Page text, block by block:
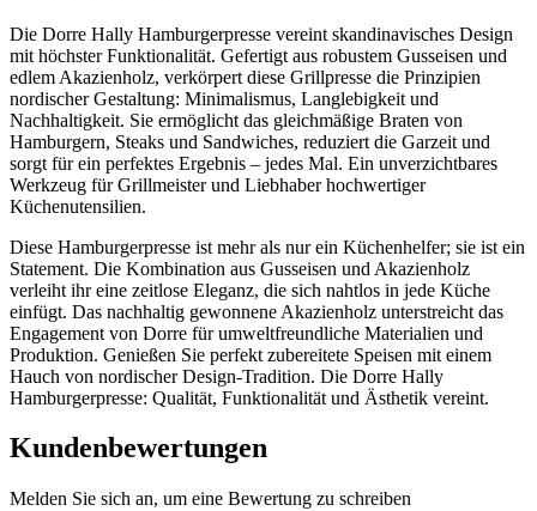
Die Dorre Hally Hamburgerpresse vereint skandinavisches Design
mit höchster Funktionalität. Gefertigt aus robustem Gusseisen und
edlem Akazienholz, verkörpert diese Grillpresse die Prinzipien
nordischer Gestaltung: Minimalismus, Langlebigkeit und
Nachhaltigkeit. Sie ermöglicht das gleichmäßige Braten von
Hamburgern, Steaks und Sandwiches, reduziert die Garzeit und
sorgt für ein perfektes Ergebnis – jedes Mal. Ein unverzichtbares
Werkzeug für Grillmeister und Liebhaber hochwertiger
Küchenutensilien.
Diese Hamburgerpresse ist mehr als nur ein Küchenhelfer; sie ist ein
Statement. Die Kombination aus Gusseisen und Akazienholz
verleiht ihr eine zeitlose Eleganz, die sich nahtlos in jede Küche
einfügt. Das nachhaltig gewonnene Akazienholz unterstreicht das
Engagement von Dorre für umweltfreundliche Materialien und
Produktion. Genießen Sie perfekt zubereitete Speisen mit einem
Hauch von nordischer Design-Tradition. Die Dorre Hally
Hamburgerpresse: Qualität, Funktionalität und Ästhetik vereint.
Kundenbewertungen
Melden Sie sich an, um eine Bewertung zu schreiben